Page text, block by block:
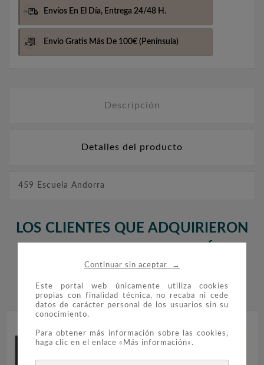
Continuar sin aceptar →
Este portal web únicamente utiliza cookies
propias con finalidad técnica, no recaba ni cede
datos de carácter personal de los usuarios sin su
conocimiento.
Para obtener más información sobre las cookies,
haga clic en el enlace «Más información».
Envíos En El Día, Entrega 24/48 H.
Envio Gratis Más De 100€ (Península)
Descripción
Detalles del producto
459 Escuela Andorra
LOS CLIENTES QUE ADQUIRIERON
COMPRARON:
 